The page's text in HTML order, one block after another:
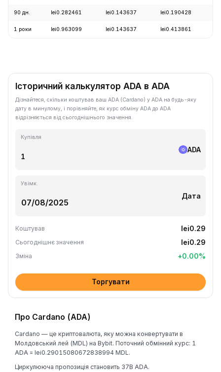
90 дн. lei0.282461 lei0.143637 lei0.190428
1 роки lei0.963099 lei0.143637 lei0.413861
Історичний калькулятор ADA в ADA
Дізнайтеся, скільки коштував ваш ADA (Cardano) у ADA на будь-яку
дату в минулому, і порівняйте, як курс обміну ADA до ADA
відрізняється від сьогоднішнього значення.
Купівля
ADA
Увімк.
Дата
Коштував lei0.29
Сьогоднішнє значення lei0.29
Зміна +0.00%
Торгувати
Про Cardano (ADA)
Cardano — це криптовалюта, яку можна конвертувати в
Молдовський лей (MDL) на Bybit. Поточний обмінний курс: 1
ADA = lei0.29015080672838994 MDL.
Циркулююча пропозиція становить 37B ADA.